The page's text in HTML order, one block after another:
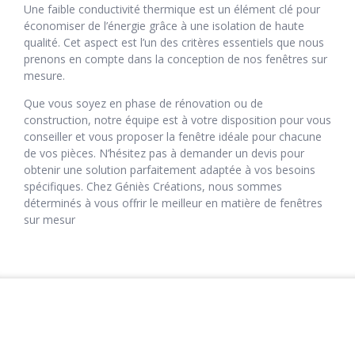
Une faible conductivité thermique est un élément clé pour
économiser de l’énergie grâce à une isolation de haute
qualité. Cet aspect est l’un des critères essentiels que nous
prenons en compte dans la conception de nos fenêtres sur
mesure.
Que vous soyez en phase de rénovation ou de
construction, notre équipe est à votre disposition pour vous
conseiller et vous proposer la fenêtre idéale pour chacune
de vos pièces. N’hésitez pas à demander un devis pour
obtenir une solution parfaitement adaptée à vos besoins
spécifiques. Chez Géniès Créations, nous sommes
déterminés à vous offrir le meilleur en matière de fenêtres
sur mesur